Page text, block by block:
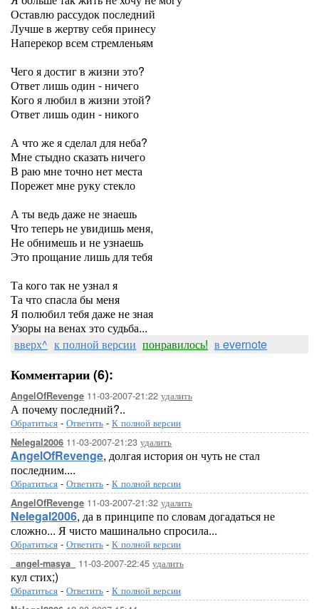
Оставлю рассудок последний
Лучше в жертву себя принесу
Наперекор всем стремленьям
Чего я достиг в жизни это?
Ответ лишь один - ничего
Кого я любил в жизни этой?
Ответ лишь один - никого
А что же я сделал для неба?
Мне стыдно сказать ничего
В раю мне точно нет места
Порежет мне руку стекло
А ты ведь даже не знаешь
Что теперь не увидишь меня,
Не обнимешь и не узнаешь
Это прощание лишь для тебя
Та кого так не узнал я
Та что спасла бы меня
Я полюбил тебя даже не зная
Узоры на венах это судьба...
вверх^ к полной версии понравилось! в evernote
Комментарии (6):
AngelOfRevenge 11-03-2007-21:22 удалить
А почему последний?..
Обратиться - Ответить - К полной версии
Nelegal2006 11-03-2007-21:23 удалить
AngelOfRevenge, долгая история он чуть не стал
последним....
Обратиться - Ответить - К полной версии
AngelOfRevenge 11-03-2007-21:32 удалить
Nelegal2006, да в принципе по словам догадаться не
сложно... Я чисто машинально спросила...
Обратиться - Ответить - К полной версии
_angel-masya_ 11-03-2007-22:45 удалить
кул стих;)
Обратиться - Ответить - К полной версии